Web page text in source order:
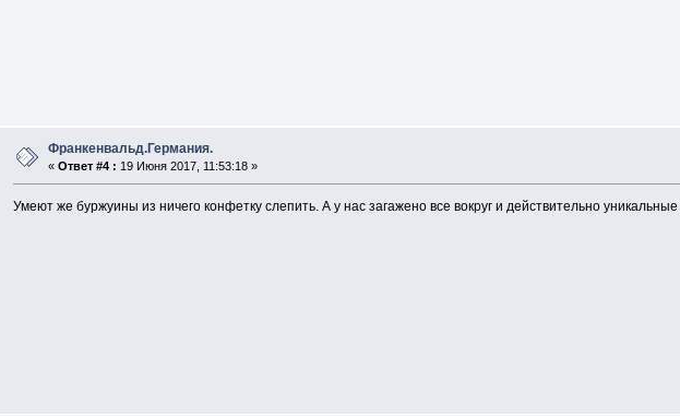
Франкенвальд.Германия.
«Ответ #4 : 19 Июня 2017, 11:53:18 »
Умеют же буржуины из ничего конфетку слепить. А у нас загажено все вокруг и действительно